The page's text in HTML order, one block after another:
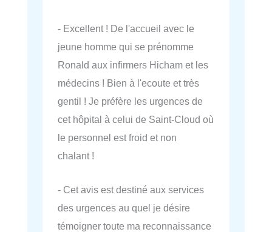
- Excellent ! De l'accueil avec le
jeune homme qui se prénomme
Ronald aux infirmers Hicham et les
médecins ! Bien à l'ecoute et très
gentil ! Je préfère les urgences de
cet hôpital à celui de Saint-Cloud où
le personnel est froid et non
chalant !
- Cet avis est destiné aux services
des urgences au quel je désire
témoigner toute ma reconnaissance